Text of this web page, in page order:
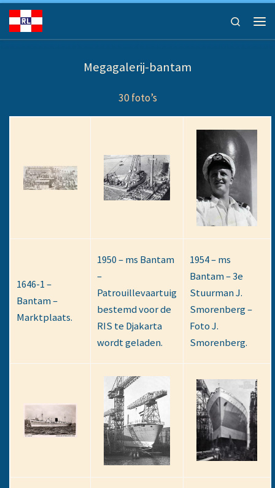
Ga naar inhoud
Search
Megagalerij-bantam
30 foto’s
1646-1 –
Bantam –
Marktplaats.
1950 – ms Bantam
–
Patrouillevaartuig
bestemd voor de
RIS te Djakarta
wordt geladen.
1954 – ms
Bantam – 3e
Stuurman J.
Smorenberg –
Foto J.
Smorenberg.